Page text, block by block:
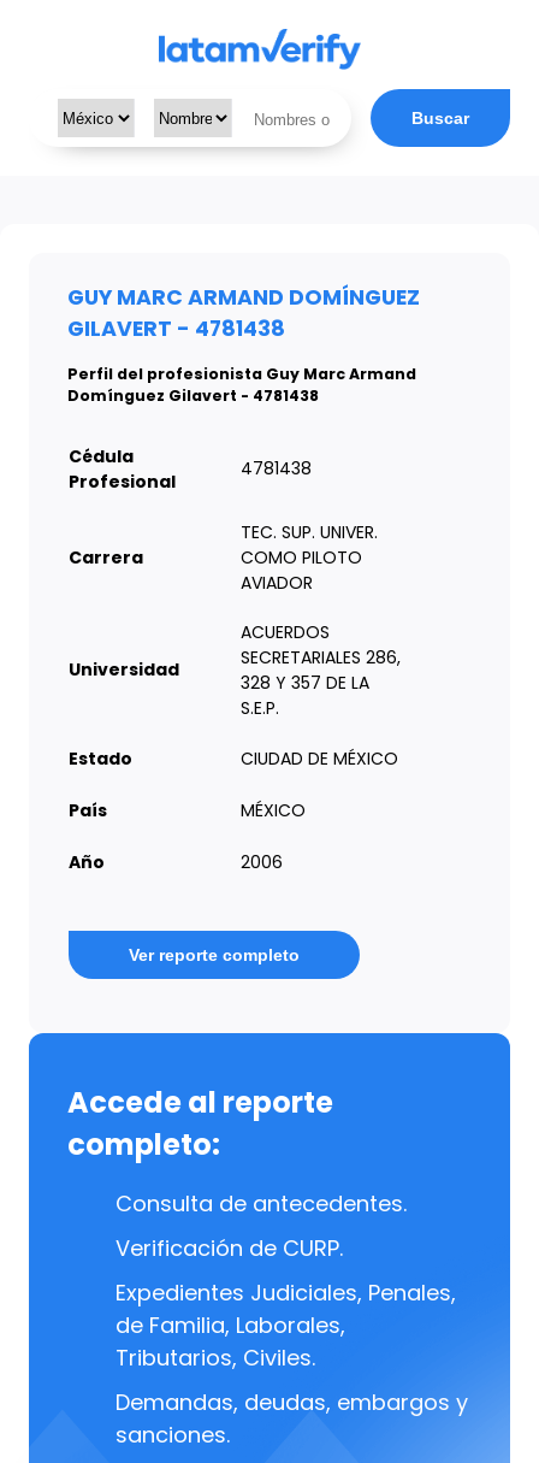
Buscar
GUY MARC ARMAND DOMÍNGUEZ
GILAVERT - 4781438
Perfil del profesionista Guy Marc Armand
Domínguez Gilavert - 4781438
Cédula
Profesional
4781438
Carrera
TEC. SUP. UNIVER.
COMO PILOTO
AVIADOR
Universidad
ACUERDOS
SECRETARIALES 286,
328 Y 357 DE LA
S.E.P.
Estado CIUDAD DE MÉXICO
País MÉXICO
Año 2006
Ver reporte completo
Accede al reporte
completo:
Consulta de antecedentes.
Verificación de CURP.
Expedientes Judiciales, Penales,
de Familia, Laborales,
Tributarios, Civiles.
Demandas, deudas, embargos y
sanciones.